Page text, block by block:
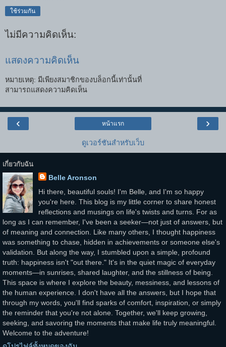
ใช้ร่วมกัน
ไม่มีความคิดเห็น:
แสดงความคิดเห็น
หมายเหตุ: มีเพียงสมาชิกของบล็อกนี้เท่านั้นที่
สามารถแสดงความคิดเห็น
‹ ›
หน้าแรก
ดูเวอร์ชันสำหรับเว็บ
เกี่ยวกับฉัน
Belle Aronson
Hi there, beautiful souls! I'm Belle, and I'm so happy
you're here. This blog is my little corner to share honest
reflections and musings on life's twists and turns. For as
long as I can remember, I've been a seeker—not just of answers, but
of meaning and connection. Like many others, I thought happiness
was something to chase, hidden in achievements or someone else's
validation. But along the way, I stumbled upon a simple, profound
truth: happiness isn't "out there." It's in the quiet magic of everyday
moments—in sunrises, shared laughter, and the stillness of being.
This space is where I explore the beauty, messiness, and lessons of
the human experience. I don't have all the answers, but I hope that
through my words, you'll find sparks of comfort, inspiration, or simply
the reminder that you're not alone. Together, we'll keep growing,
seeking, and savoring the moments that make life truly meaningful.
Welcome to the adventure!